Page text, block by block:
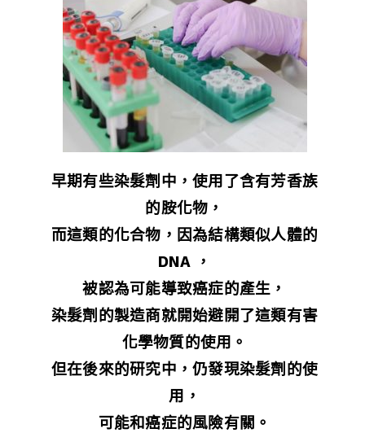
早期有些染髮劑中，使用了含有芳香族
的胺化物，
而這類的化合物，因為結構類似人體的
DNA ，
被認為可能導致癌症的產生，
染髮劑的製造商就開始避開了這類有害
化學物質的使用。
但在後來的研究中，仍發現染髮劑的使
用，
可能和癌症的風險有關。